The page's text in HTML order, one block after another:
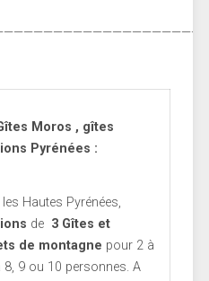
Moros , gîtes
Pyrénées :
Hautes Pyrénées,
de 3 Gîtes et
de montagne pour 2 à
8, 9 ou 10 personnes. A